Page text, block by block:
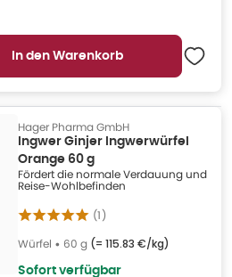
In den Warenkorb
Hager Pharma GmbH
Ingwer Ginjer Ingwerwürfel
Orange 60 g
Fördert die normale Verdauung und
Reise-Wohlbefinden
(1)
Würfel • 60 g (= 115.83 €/kg)
Sofort verfügbar